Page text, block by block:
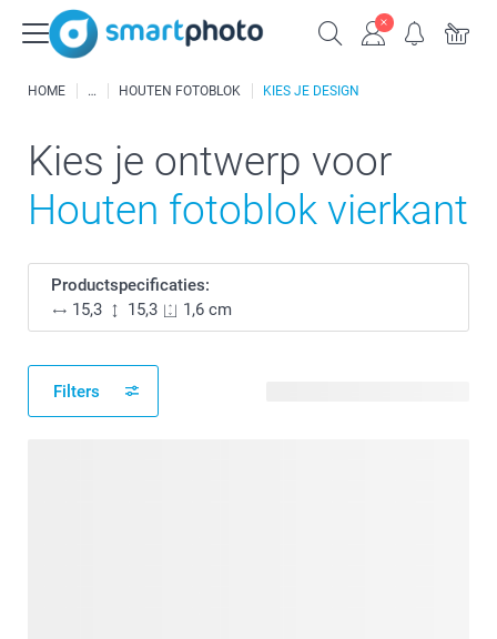
HOME HOUTEN FOTOBLOK KIES JE DESIGN
Kies je ontwerp voor
Houten fotoblok vierkant
Productspecificaties:
15,3
15,3 1,6 cm
Filters